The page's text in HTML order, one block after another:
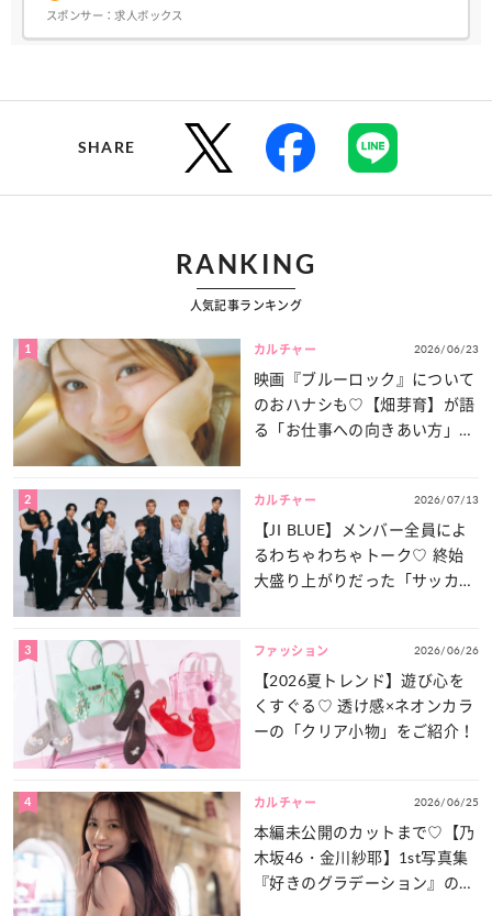
スポンサー：求人ボックス
SHARE
RANKING
人気記事ランキング
1 カルチャー 2026/06/23
映画『ブルーロック』について
のおハナシも♡【畑芽育】が語
る「お仕事への向きあい方」と
2 カルチャー 2026/07/13
【JI BLUE】メンバー全員によ
るわちゃわちゃトーク♡ 終始
大盛り上がりだった「サッカー
3 ファッション 2026/06/26
【2026夏トレンド】遊び心を
くすぐる♡ 透け感×ネオンカラ
ーの「クリア小物」をご紹介！
4 カルチャー 2026/06/25
本編未公開のカットまで♡【乃
木坂46・金川紗耶】1st写真集
『好きのグラデーション』の魅